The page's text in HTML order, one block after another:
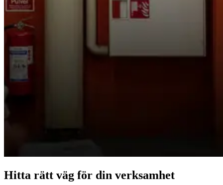
Hitta rätt väg för din verksamhet